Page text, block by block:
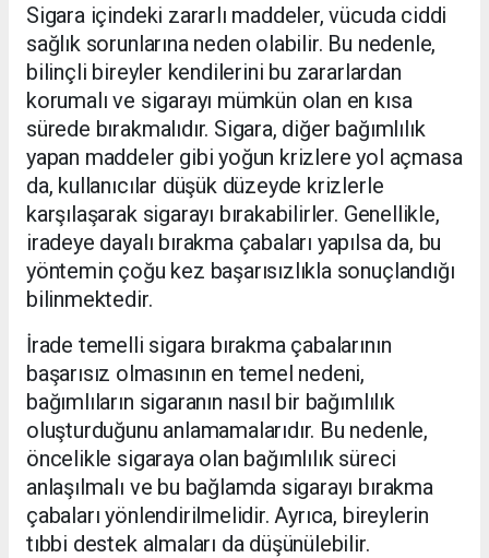
Sigara içindeki zararlı maddeler, vücuda ciddi
sağlık sorunlarına neden olabilir. Bu nedenle,
bilinçli bireyler kendilerini bu zararlardan
korumalı ve sigarayı mümkün olan en kısa
sürede bırakmalıdır. Sigara, diğer bağımlılık
yapan maddeler gibi yoğun krizlere yol açmasa
da, kullanıcılar düşük düzeyde krizlerle
karşılaşarak sigarayı bırakabilirler. Genellikle,
iradeye dayalı bırakma çabaları yapılsa da, bu
yöntemin çoğu kez başarısızlıkla sonuçlandığı
bilinmektedir.
İrade temelli sigara bırakma çabalarının
başarısız olmasının en temel nedeni,
bağımlıların sigaranın nasıl bir bağımlılık
oluşturduğunu anlamamalarıdır. Bu nedenle,
öncelikle sigaraya olan bağımlılık süreci
anlaşılmalı ve bu bağlamda sigarayı bırakma
çabaları yönlendirilmelidir. Ayrıca, bireylerin
tıbbi destek almaları da düşünülebilir.